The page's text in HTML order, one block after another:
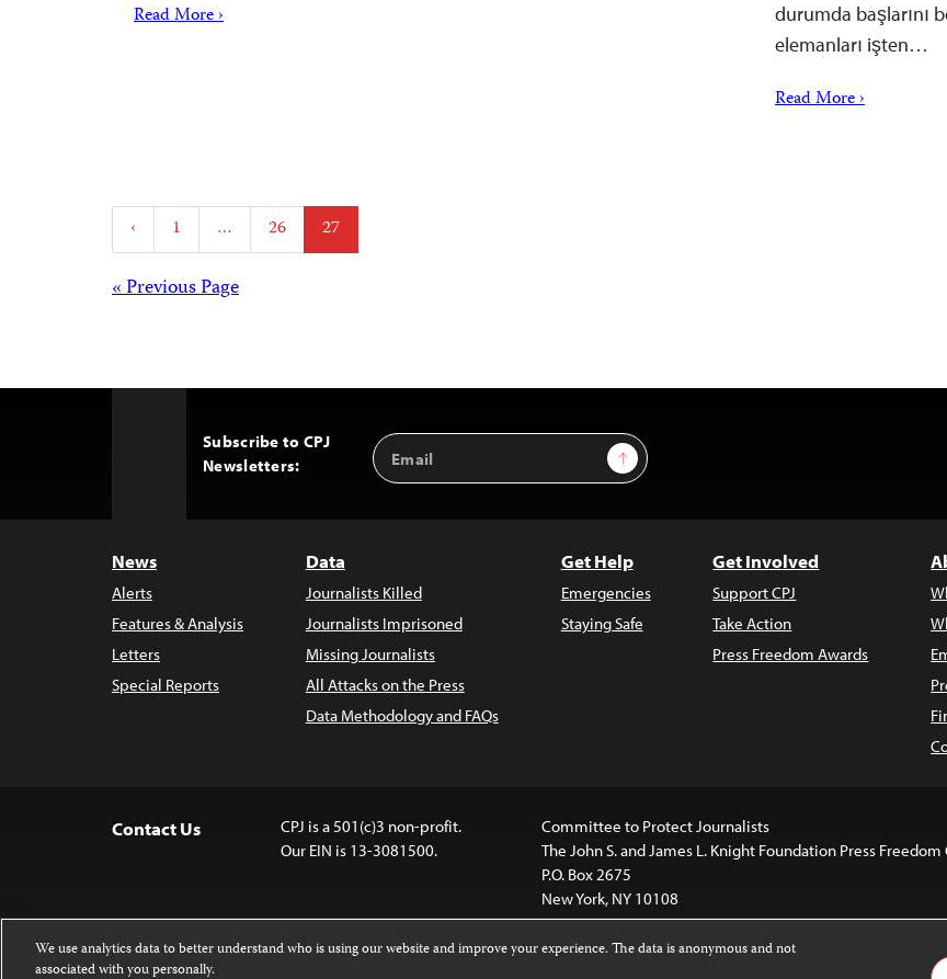
Read More ›
durumda başlarını
elemanları işten…
Read More ›
Posts
pagination
‹ 1 … 26 27
Posts
navigation
« Previous Page
Subscribe to CPJ
Newsletters:
Email
Address
Sign Up
News
Alerts
Features & Analysis
Letters
Special Reports
Data
Journalists Killed
Journalists Imprisoned
Missing Journalists
All Attacks on the Press
Data Methodology and FAQs
Get Help
Emergencies
Staying Safe
Get Involved
Support CPJ
Take Action
Press Freedom Awards
Contact Us
CPJ is a 501(c)3 non-profit.
Our EIN is 13-3081500.
Committee to Protect Journalists
The John S. and James L. Knight Foundation Press
P.O. Box 2675
New York, NY 10108
We use analytics data to better understand who is using our website and improve your experience. The data is anonymous and not
associated with you personally.